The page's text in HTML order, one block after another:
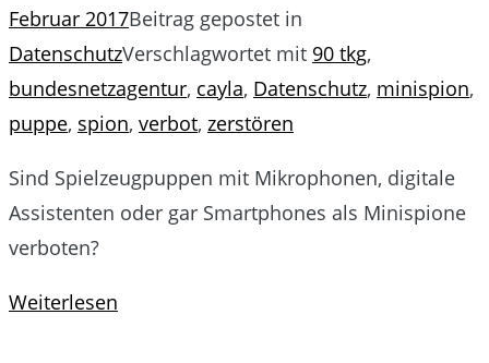
Februar 2017Beitrag gepostet in
DatenschutzVerschlagwortet mit 90 tkg,
bundesnetzagentur, cayla, Datenschutz, minispion,
puppe, spion, verbot, zerstören
Sind Spielzeugpuppen mit Mikrophonen, digitale
Assistenten oder gar Smartphones als Minispione
verboten?
Weiterlesen